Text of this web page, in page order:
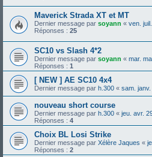
Maverick Strada XT et MT
Dernier message par soyann « ven.
Réponses : 25
SC10 vs Slash 4*2
Dernier message par soyann « mar.
Réponses : 1
[ NEW ] AE SC10 4x4
Dernier message par h.300 « sam.
nouveau short course
Dernier message par h.300 « jeu. avr.
Réponses : 4
Choix BL Losi Strike
Dernier message par Xélère Jaques «
Réponses : 2